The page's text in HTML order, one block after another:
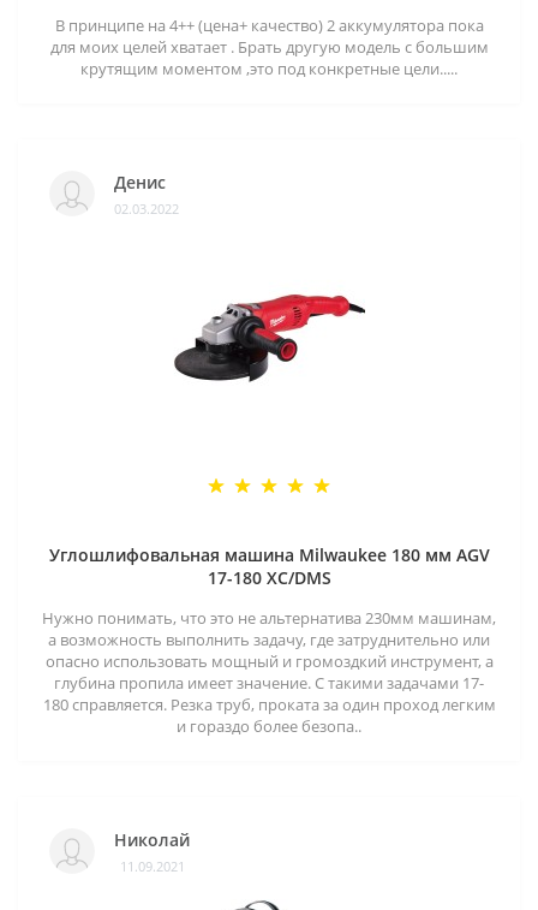
В принципе на 4++ (цена+ качество) 2 аккумулятора пока
для моих целей хватает . Брать другую модель с большим
крутящим моментом ,это под конкретные цели.....
Денис
02.03.2022
Углошлифовальная машина Milwaukee 180 мм AGV
17-180 XC/DMS
Нужно понимать, что это не альтернатива 230мм машинам,
а возможность выполнить задачу, где затруднительно или
опасно использовать мощный и громоздкий инструмент, а
глубина пропила имеет значение. С такими задачами 17-
180 справляется. Резка труб, проката за один проход легким
и гораздо более безопа..
Николай
11.09.2021